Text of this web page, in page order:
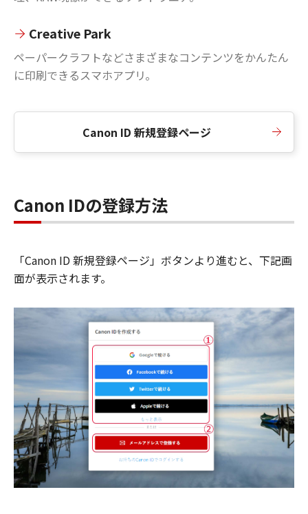
Creative Park
ペーパークラフトなどさまざまなコンテンツをかんたん
に印刷できるスマホアプリ。
Canon ID 新規登録ページ
Canon IDの登録方法
「Canon ID 新規登録ページ」ボタンより進むと、下記画
面が表示されます。